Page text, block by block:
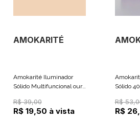
AMOKARITÉ
Amokarité Iluminador
Sólido Multifuncional ouro
R$ 39,00
R$ 19,50 à vista
Sólido
R$
R$